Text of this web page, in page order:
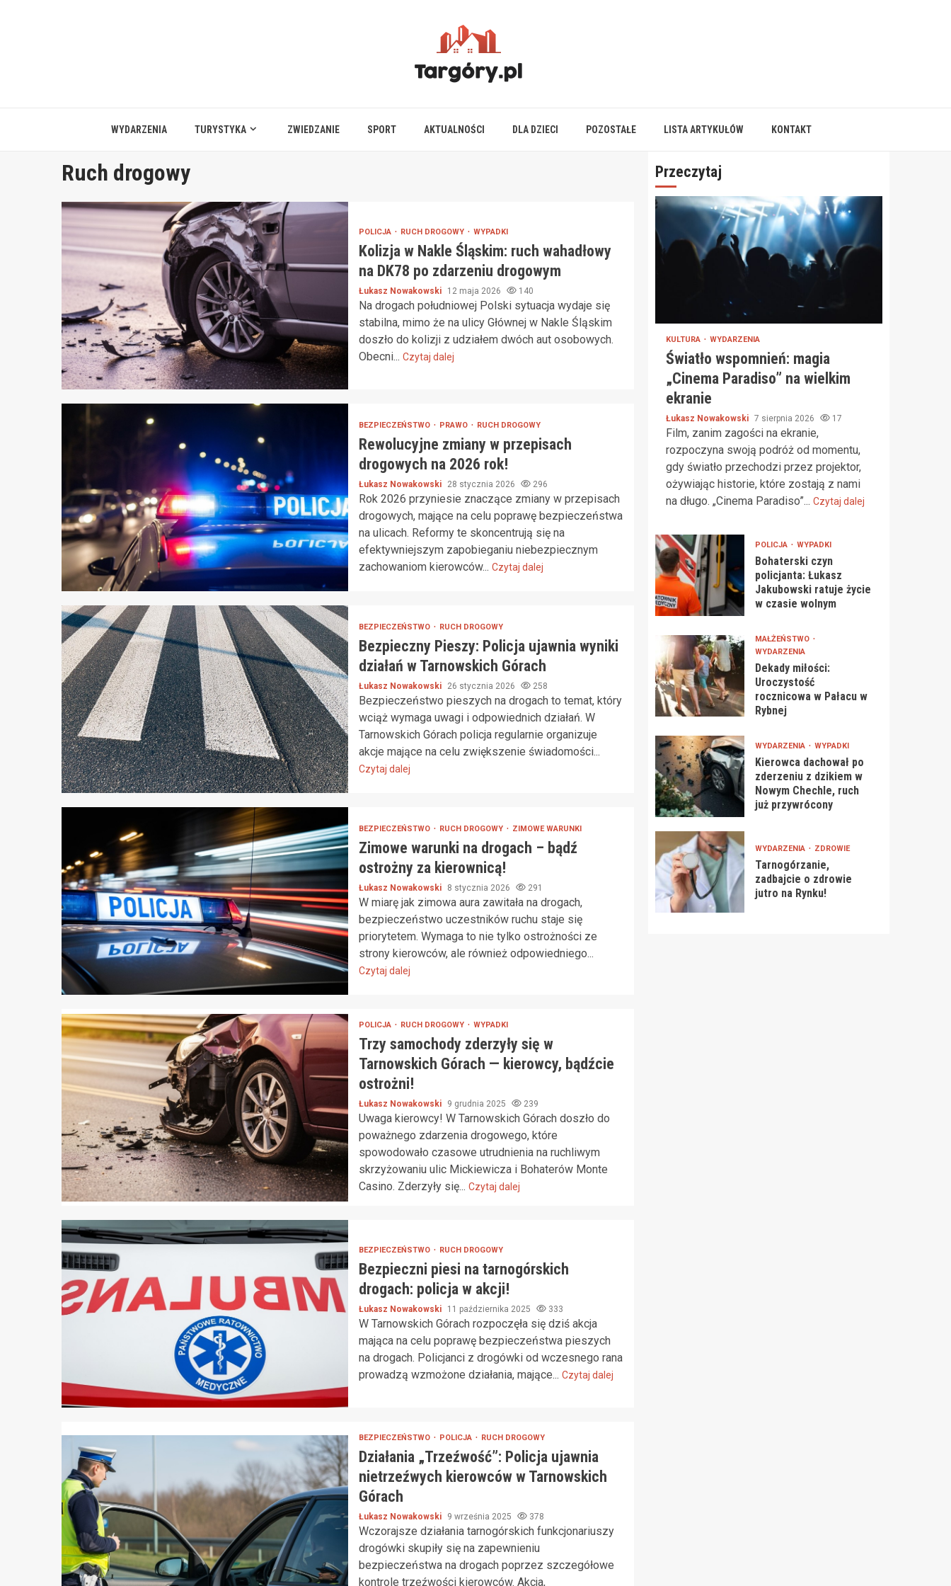
WYDARZENIA TURYSTYKA ZWIEDZANIE SPORT AKTUALNOŚCI DLA DZIECI POZOSTAŁE LISTA ARTYKUŁÓW KONTAKT
Ruch drogowy
POLICJA RUCH DROGOWY WYPADKI
Kolizja w Nakle Śląskim: ruch wahadłowy
na DK78 po zdarzeniu drogowym
Łukasz Nowakowski 12 maja 2026 140
Na drogach południowej Polski sytuacja wydaje się
stabilna, mimo że na ulicy Głównej w Nakle Śląskim
doszło do kolizji z udziałem dwóch aut osobowych.
Obecni... Czytaj dalej
BEZPIECZEŃSTWO PRAWO RUCH DROGOWY
Rewolucyjne zmiany w przepisach
drogowych na 2026 rok!
Łukasz Nowakowski 28 stycznia 2026 296
Rok 2026 przyniesie znaczące zmiany w przepisach
drogowych, mające na celu poprawę bezpieczeństwa
na ulicach. Reformy te skoncentrują się na
efektywniejszym zapobieganiu niebezpiecznym
zachowaniom kierowców... Czytaj dalej
BEZPIECZEŃSTWO RUCH DROGOWY
Bezpieczny Pieszy: Policja ujawnia wyniki
działań w Tarnowskich Górach
Łukasz Nowakowski 26 stycznia 2026 258
Bezpieczeństwo pieszych na drogach to temat, który
wciąż wymaga uwagi i odpowiednich działań. W
Tarnowskich Górach policja regularnie organizuje
akcje mające na celu zwiększenie świadomości...
Czytaj dalej
BEZPIECZEŃSTWO RUCH DROGOWY ZIMOWE WARUNKI
Zimowe warunki na drogach – bądź
ostrożny za kierownicą!
Łukasz Nowakowski 8 stycznia 2026 291
W miarę jak zimowa aura zawitała na drogach,
bezpieczeństwo uczestników ruchu staje się
priorytetem. Wymaga to nie tylko ostrożności ze
strony kierowców, ale również odpowiedniego...
Czytaj dalej
POLICJA RUCH DROGOWY WYPADKI
Trzy samochody zderzyły się w
Tarnowskich Górach — kierowcy, bądźcie
ostrożni!
Łukasz Nowakowski 9 grudnia 2025 239
Uwaga kierowcy! W Tarnowskich Górach doszło do
poważnego zdarzenia drogowego, które
spowodowało czasowe utrudnienia na ruchliwym
skrzyżowaniu ulic Mickiewicza i Bohaterów Monte
Casino. Zderzyły się... Czytaj dalej
BEZPIECZEŃSTWO RUCH DROGOWY
Bezpieczni piesi na tarnogórskich
drogach: policja w akcji!
Łukasz Nowakowski 11 października 2025 333
W Tarnowskich Górach rozpoczęła się dziś akcja
mająca na celu poprawę bezpieczeństwa pieszych
na drogach. Policjanci z drogówki od wczesnego rana
prowadzą wzmożone działania, mające... Czytaj dalej
BEZPIECZEŃSTWO POLICJA RUCH DROGOWY
Działania „Trzeźwość”: Policja ujawnia
nietrzeźwych kierowców w Tarnowskich
Górach
Łukasz Nowakowski 9 września 2025 378
Wczorajsze działania tarnogórskich funkcjonariuszy
drogówki skupiły się na zapewnieniu
bezpieczeństwa na drogach poprzez szczegółowe
kontrole trzeźwości kierowców. Akcja,
Przeczytaj
KULTURA WYDARZENIA
Światło wspomnień: magia
„Cinema Paradiso” na wielkim
ekranie
Łukasz Nowakowski 7 sierpnia 2026 17
Film, zanim zagości na ekranie,
rozpoczyna swoją podróż od momentu,
gdy światło przechodzi przez projektor,
ożywiając historie, które zostają z nami
na długo. „Cinema Paradiso”... Czytaj dalej
POLICJA WYPADKI
Bohaterski czyn
policjanta: Łukasz
Jakubowski ratuje życie
w czasie wolnym
MAŁŻEŃSTWO
WYDARZENIA
Dekady miłości:
Uroczystość
rocznicowa w Pałacu w
Rybnej
WYDARZENIA WYPADKI
Kierowca dachował po
zderzeniu z dzikiem w
Nowym Chechle, ruch
już przywrócony
WYDARZENIA ZDROWIE
Tarnogórzanie,
zadbajcie o zdrowie
jutro na Rynku!